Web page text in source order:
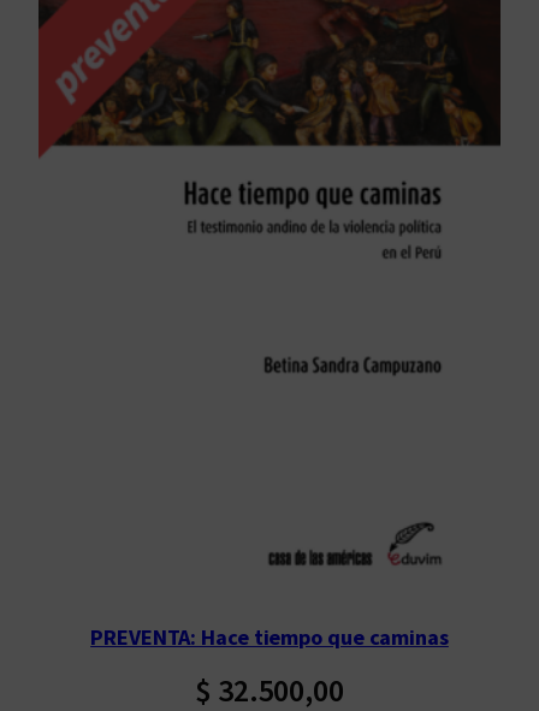
PREVENTA: Hace tiempo que caminas
$ 32.500,00